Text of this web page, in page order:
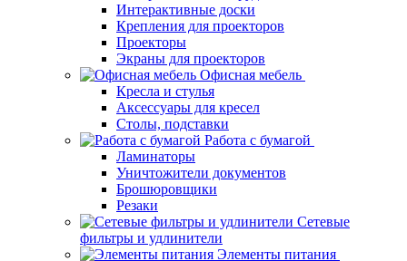
Интерактивные доски
Крепления для проекторов
Проекторы
Экраны для проекторов
Офисная мебель
Кресла и стулья
Аксессуары для кресел
Столы, подставки
Работа с бумагой
Ламинаторы
Уничтожители документов
Брошюровщики
Резаки
Сетевые
фильтры и удлинители
Элементы питания